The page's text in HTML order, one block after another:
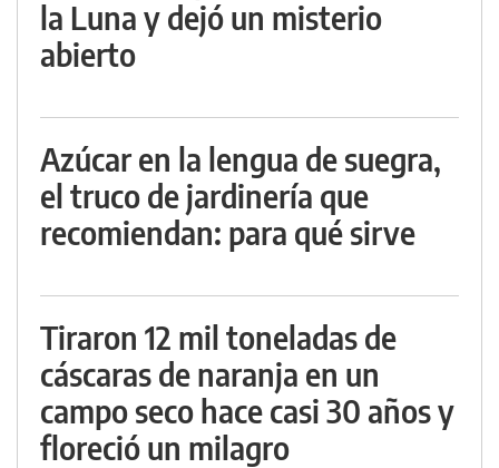
la Luna y dejó un misterio
abierto
Azúcar en la lengua de suegra,
el truco de jardinería que
recomiendan: para qué sirve
Tiraron 12 mil toneladas de
cáscaras de naranja en un
campo seco hace casi 30 años y
floreció un milagro